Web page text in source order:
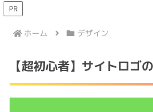
PR
ホーム デザイン
【超初心者】サイトロゴ